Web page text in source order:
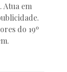
Atua em
do 19º